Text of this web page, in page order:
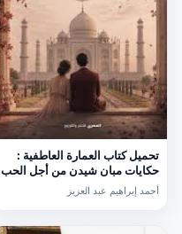
تحميل كتاب العمارة العاطفية :
حكايات مبان شيدن من أجل الحب
PDF أحمد إبراهيم عبد العزيز
أحمد إبراهيم عبد العزيز